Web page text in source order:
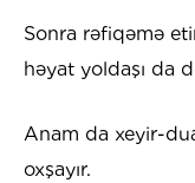
Sonra rəfiqəmə
həyat yoldaşı da
Anam da xeyir-
oxşayır.